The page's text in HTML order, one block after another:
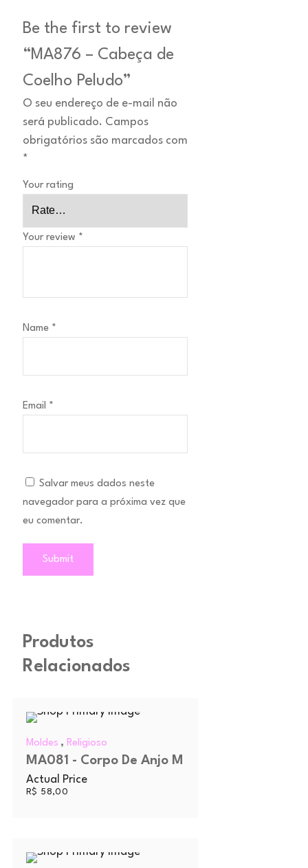
Be the first to review
“MA876 – Cabeça de
Coelho Peludo”
O seu endereço de e-mail não
será publicado. Campos
obrigatórios são marcados com
*
Your rating
Your review *
Name *
Email *
Salvar meus dados neste
navegador para a próxima vez que
eu comentar.
Produtos
Relacionados
Moldes , Religioso
MA081 - Corpo De Anjo M
Actual Price
R$ 58,00